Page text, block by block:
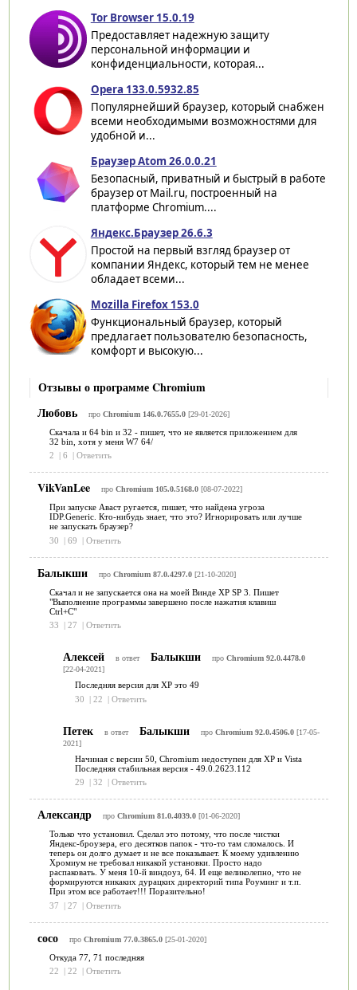
Tor Browser 15.0.19
Предоставляет надежную защиту
персональной информации и
конфиденциальности, которая...
Opera 133.0.5932.85
Популярнейший браузер, который снабжен
всеми необходимыми возможностями для
удобной и...
Браузер Atom 26.0.0.21
Безопасный, приватный и быстрый в работе
браузер от Mail.ru, построенный на
платформе Chromium....
Яндекс.Браузер 26.6.3
Простой на первый взгляд браузер от
компании Яндекс, который тем не менее
обладает всеми...
Mozilla Firefox 153.0
Функциональный браузер, который
предлагает пользователю безопасность,
комфорт и высокую...
Отзывы о программе Chromium
Любовь
про Chromium 146.0.7655.0[29-01-2026]
Скачала и 64 bin и 32 - пишет, что не является приложением для
32 bin, хотя у меня W7 64/
2
6 Ответить
VikVanLee про Chromium 105.0.5168.0[08-07-2022]
При запуске Аваст ругается, пишет, что найдена угроза
IDP.Generic. Кто-нибудь знает, что это? Игнорировать или лучше
не запускать браузер?
30
| 69 | Ответить
Балыкши про Chromium 87.0.4297.0[21-10-2020]
Скачал и не запускается она на моей Винде ХР SP 3. Пишет
"Выполнение программы завершено после нажатия клавиш
Ctrl+C"
33
27 Ответить
Алексей в ответ Балыкши про Chromium 92.0.4478.0
[22-04-2021]
Последняя версия для XP это 49
30
| 22 | Ответить
Петек в ответ Балыкши про Chromium 92.0.4506.0[17-05-
2021]
Начиная с версии 50, Chromium недоступен для XP и Vista
Последняя стабильная версия - 49.0.2623.112
29
32 Ответить
Александр про Chromium 81.0.4039.0[01-06-2020]
Только что установил. Сделал это потому, что после чистки
Яндекс-броузера, его десятков папок - что-то там сломалось. И
теперь он долго думает и не все показывает. К моему удивлению
Хромиум не требовал никакой установки. Просто надо
распаковать. У меня 10-й виндоуз, 64. И еще великолепно, что не
формируются никаких дурацких директорий типа Роуминг и т.п.
При этом все работает!!! Поразительно!
37
| 27 | Ответить
сосо про Chromium 77.0.3865.0[25-01-2020]
Откуда 77, 71 последняя
22
22 Ответить